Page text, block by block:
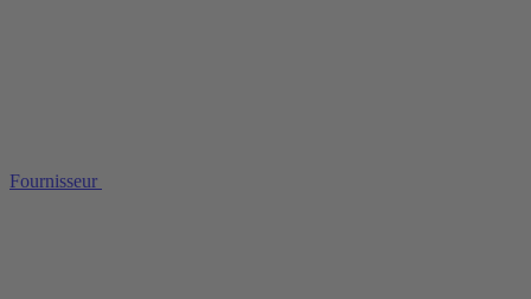
Fournisseur